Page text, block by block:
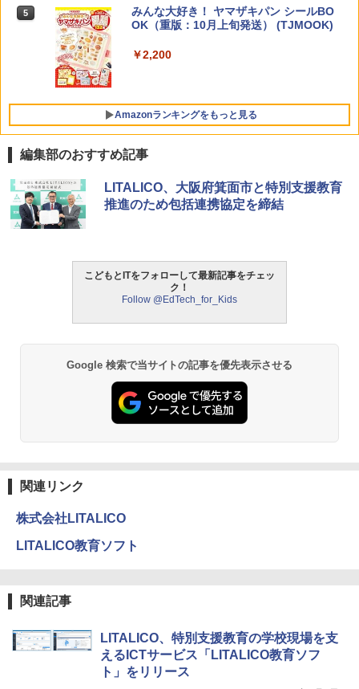
5
ゼロからわかる！ みるみる図形に強く
なるマンガ
￥1,430
￥26,980
上 KUMON LK-10
￥2,127
5
みんな大好き！ ヤマザキパン シールBO
OK（重版：10月上旬発送） (TJMOOK)
￥2,200
Amazonランキングをもっと見る
1
ThinkFun ボードゲーム 「サーキット・
メイズ」 配線回路をプログラミングする
日本語説明書付 8歳~ 76341 誕生日 クリ
￥1,980
物理実験モデル楽器電磁気教材を教える
Galtonplatteの物理的な機器
クリエイティブトイビルド、シンプルな
￥849
編集部のおすすめ記事
LITALICO、大阪府箕面市と特別支援教育
推進のため包括連携協定を締結
こどもとITをフォローして最新記事をチェッ
ク！
Follow @EdTech_for_Kids
Google 検索で当サイトの記事を優先表示させる
関連リンク
株式会社LITALICO
LITALICO教育ソフト
関連記事
LITALICO、特別支援教育の学校現場を支
えるICTサービス「LITALICO教育ソフ
ト」をリリース